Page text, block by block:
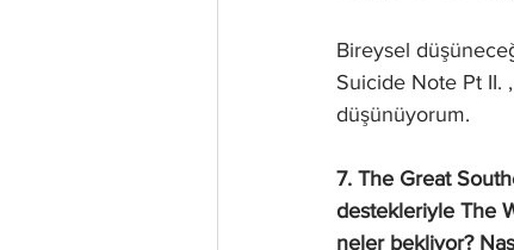
Bireysel
Suicide Note Pt II.
düşünüyorum.
7. The Great
destekleriyle The
neler bekliyor?